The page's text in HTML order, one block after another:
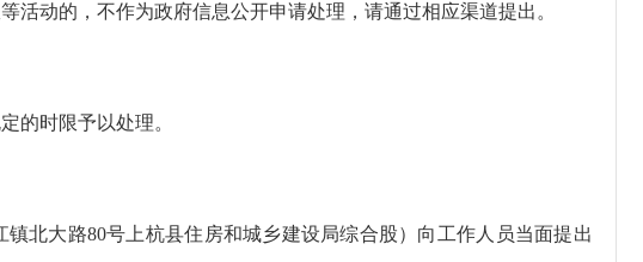
动的，不作为政府信息公开申请处理，请通过相应渠道提出。
时限予以处理。
大路80号上杭县住房和城乡建设局综合股）向工作人员当面提出